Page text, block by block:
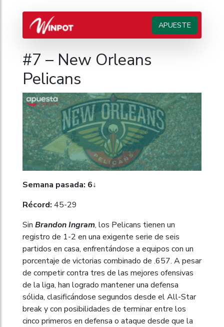
APUESTE
#7 – New Orleans
Pelicans
Semana pasada: 6↓
Récord: 45-29
Sin Brandon Ingram, los Pelicans tienen un
registro de 1-2 en una exigente serie de seis
partidos en casa, enfrentándose a equipos con un
porcentaje de victorias combinado de .657. A pesar
de competir contra tres de las mejores ofensivas
de la liga, han logrado mantener una defensa
sólida, clasificándose segundos desde el All-Star
break y con posibilidades de terminar entre los
cinco primeros en defensa o ataque desde que la